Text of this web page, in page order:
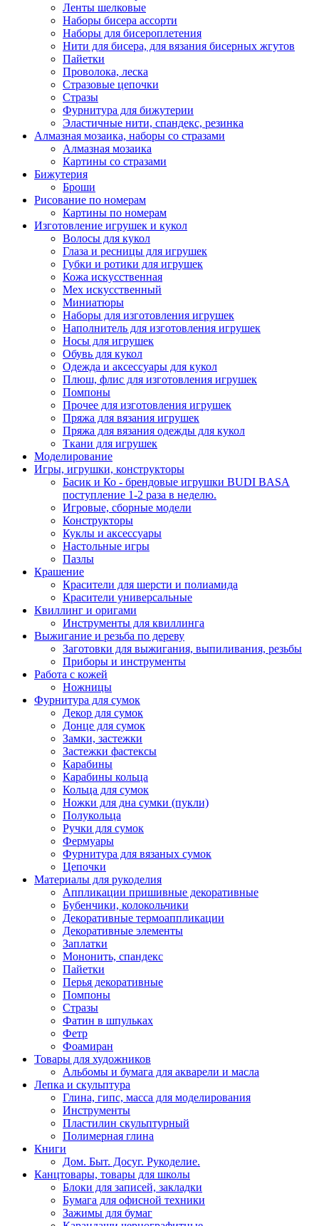
Ленты шелковые
Наборы бисера ассорти
Наборы для бисероплетения
Нити для бисера, для вязания бисерных жгутов
Пайетки
Проволока, леска
Стразовые цепочки
Стразы
Фурнитура для бижутерии
Эластичные нити, спандекс, резинка
Алмазная мозаика, наборы со стразами
Алмазная мозаика
Картины co стразами
Бижутерия
Броши
Рисование по номерам
Картины по номерам
Изготовление игрушек и кукол
Волосы для кукол
Глаза и ресницы для игрушек
Губки и ротики для игрушек
Кожа искусственная
Мех искусственный
Миниатюры
Наборы для изготовления игрушек
Наполнитель для изготовления игрушек
Носы для игрушек
Обувь для кукол
Одежда и аксессуары для кукол
Плюш, флис для изготовления игрушек
Помпоны
Прочее для изготовления игрушек
Пряжа для вязания игрушек
Пряжа для вязания одежды для кукол
Ткани для игрушек
Моделирование
Игры, игрушки, конструкторы
Басик и Ко - брендовые игрушки BUDI BASA
поступление 1-2 раза в неделю.
Игровые, сборные модели
Конструкторы
Куклы и аксессуары
Настольные игры
Пазлы
Крашение
Красители для шерсти и полиамида
Красители универсальные
Квиллинг и оригами
Инструменты для квиллинга
Выжигание и резьба по дереву
Заготовки для выжигания, выпиливания, резьбы
Приборы и инструменты
Работа с кожей
Ножницы
Фурнитура для сумок
Декор для сумок
Донце для сумок
Замки, застежки
Застежки фастексы
Карабины
Карабины кольца
Кольца для сумок
Ножки для дна сумки (пукли)
Полукольца
Ручки для сумок
Фермуары
Фурнитура для вязаных сумок
Цепочки
Материалы для рукоделия
Аппликации пришивные декоративные
Бубенчики, колокольчики
Декоративные термоаппликации
Декоративные элементы
Заплатки
Мононить, спандекс
Пайетки
Перья декоративные
Помпоны
Стразы
Фатин в шпульках
Фетр
Фоамиран
Товары для художников
Альбомы и бумага для акварели и масла
Лепка и скульптура
Глина, гипс, масса для моделирования
Инструменты
Пластилин скульптурный
Полимерная глина
Книги
Дом. Быт. Досуг. Рукоделие.
Канцтовары, товары для школы
Блоки для записей, закладки
Бумага для офисной техники
Зажимы для бумаг